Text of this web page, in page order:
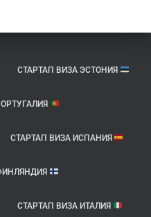
СТАРТАП ВИЗА ЭСТОНИЯ
СТАРТАП ВИЗА ИСПАНИЯ
СТАРТАП ВИЗА ИТАЛИЯ